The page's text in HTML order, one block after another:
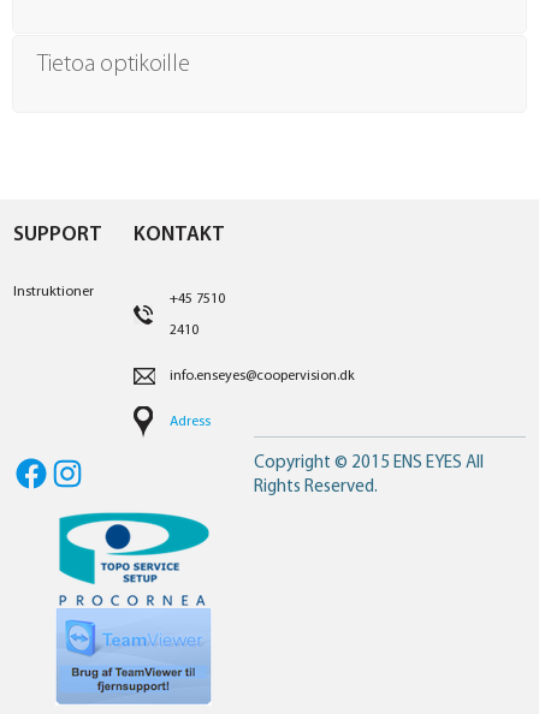
Tietoa optikoille
SUPPORT
Instruktioner
KONTAKT
+45 7510
2410
info.enseyes@coopervision.dk
Adress
FacebookInstagram
Copyright © 2015 ENS EYES All
Rights Reserved.